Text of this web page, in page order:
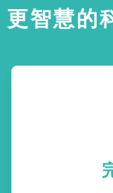
更智慧的